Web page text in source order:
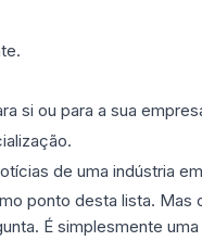
si ou para a sua
de uma indústria
ponto desta lista. Mas
É simplesmente uma